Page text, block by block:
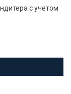
с учетом